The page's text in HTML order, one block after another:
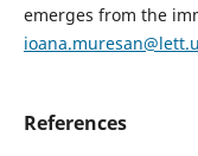
emerges from the
References